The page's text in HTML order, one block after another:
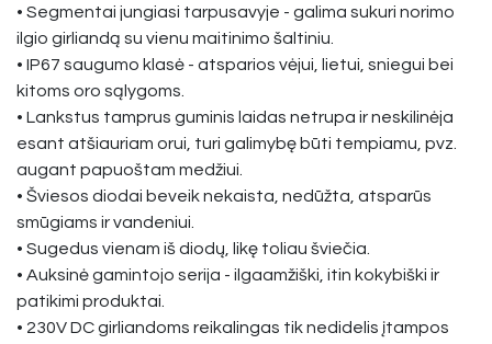
• Segmentai jungiasi tarpusavyje - galima sukuri norimo
ilgio girliandą su vienu maitinimo šaltiniu.
• IP67 saugumo klasė - atsparios vėjui, lietui, sniegui bei
kitoms oro sąlygoms.
• Lankstus tamprus guminis laidas netrupa ir neskilinėja
esant atšiauriam orui, turi galimybę būti tempiamu, pvz.
augant papuoštam medžiui.
• Šviesos diodai beveik nekaista, nedūžta, atsparūs
smūgiams ir vandeniui.
• Sugedus vienam iš diodų, likę toliau šviečia.
• Auksinė gamintojo serija - ilgaamžiški, itin kokybiški ir
patikimi produktai.
• 230V DC girliandoms reikalingas tik nedidelis įtampos